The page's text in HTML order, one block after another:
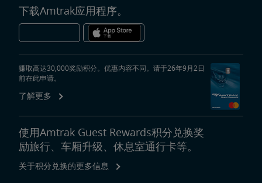
下载Amtrak应用程序。
赚取高达30,000奖励积分。优惠内容不同。请于26年9月2日
前在此申请。
了解更多
使用Amtrak Guest Rewards积分兑换奖
励旅行、车厢升级、休息室通行卡等。
关于积分兑换的更多信息